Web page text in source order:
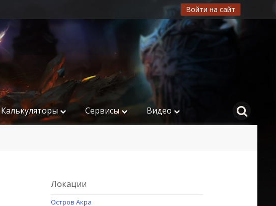
Войти на сайт
Калькуляторы Сервисы Видео
Локации
Остров Акра